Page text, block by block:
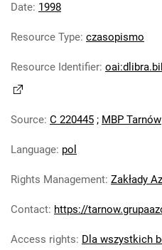
Robotniczego
Tarnowskie Azoty :
Robotniczego
Robotniczego
Tarnowskie Azoty :
Robotniczego
Tarnowskie Azoty :
Robotniczego
Date: 1998
Resource Type: czasopismo
Resource Identifier:
Source: C 220445 ; MBP Tarnów
Language: pol
Rights Management: Zakłady
Contact: https://
Access rights: Dla wszystkich